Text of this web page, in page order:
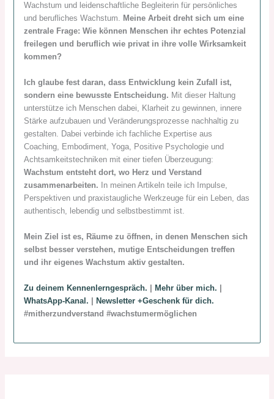
Wachstum und leidenschaftliche Begleiterin für persönliches
und berufliches Wachstum. Meine Arbeit dreht sich um eine
zentrale Frage: Wie können Menschen ihr echtes Potenzial
freilegen und beruflich wie privat in ihre volle Wirksamkeit
kommen?
Ich glaube fest daran, dass Entwicklung kein Zufall ist,
sondern eine bewusste Entscheidung. Mit dieser Haltung
unterstütze ich Menschen dabei, Klarheit zu gewinnen, innere
Stärke aufzubauen und Veränderungsprozesse nachhaltig zu
gestalten. Dabei verbinde ich fachliche Expertise aus
Coaching, Embodiment, Yoga, Positive Psychologie und
Achtsamkeitstechniken mit einer tiefen Überzeugung:
Wachstum entsteht dort, wo Herz und Verstand
zusammenarbeiten.
In meinen Artikeln teile ich Impulse,
Perspektiven und praxistaugliche Werkzeuge für ein Leben, das
authentisch, lebendig und selbstbestimmt ist.
Mein Ziel ist es, Räume zu öffnen, in denen Menschen sich
selbst besser verstehen, mutige Entscheidungen treffen
und ihr eigenes Wachstum aktiv gestalten.
Zu deinem Kennenlerngespräch. Mehr über mich.
WhatsApp-Kanal.
Newsletter +Geschenk für dich.
#mitherzundverstand #wachstumermöglichen